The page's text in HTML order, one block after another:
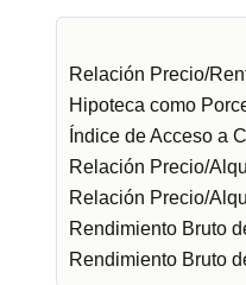
Relación Precio/
Hipoteca como
Índice de Acceso a
Relación Precio/
Relación Precio/
Rendimiento Bruto
Rendimiento Bruto